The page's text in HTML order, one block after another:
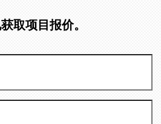
取项目报价。